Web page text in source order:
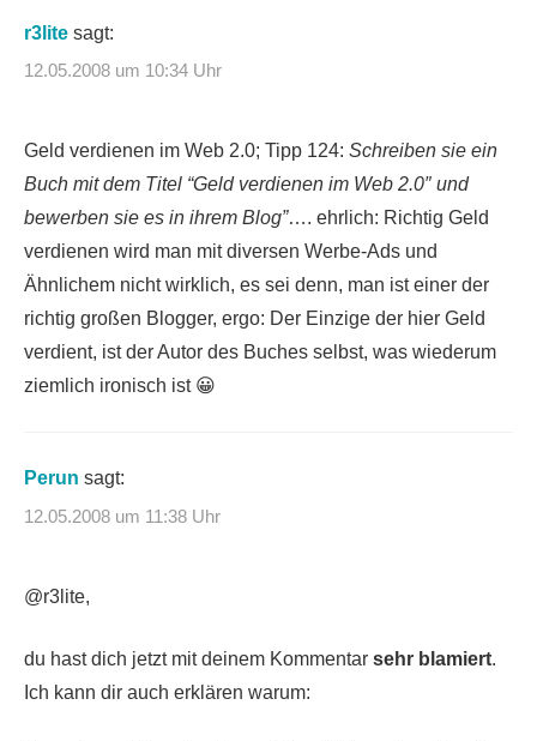
r3lite sagt:
12.05.2008 um 10:34 Uhr
Geld verdienen im Web 2.0; Tipp 124: Schreiben sie ein
Buch mit dem Titel “Geld verdienen im Web 2.0″ und
bewerben sie es in ihrem Blog”…. ehrlich: Richtig Geld
verdienen wird man mit diversen Werbe-Ads und
Ähnlichem nicht wirklich, es sei denn, man ist einer der
richtig großen Blogger, ergo: Der Einzige der hier Geld
verdient, ist der Autor des Buches selbst, was wiederum
ziemlich ironisch ist 😀
Perun sagt:
12.05.2008 um 11:38 Uhr
@r3lite,
du hast dich jetzt mit deinem Kommentar sehr blamiert.
Ich kann dir auch erklären warum: